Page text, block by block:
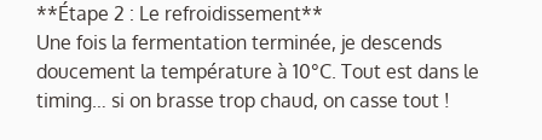
**Étape 2 : Le refroidissement**
Une fois la fermentation terminée, je descends
doucement la température à 10°C. Tout est dans le
timing… si on brasse trop chaud, on casse tout !